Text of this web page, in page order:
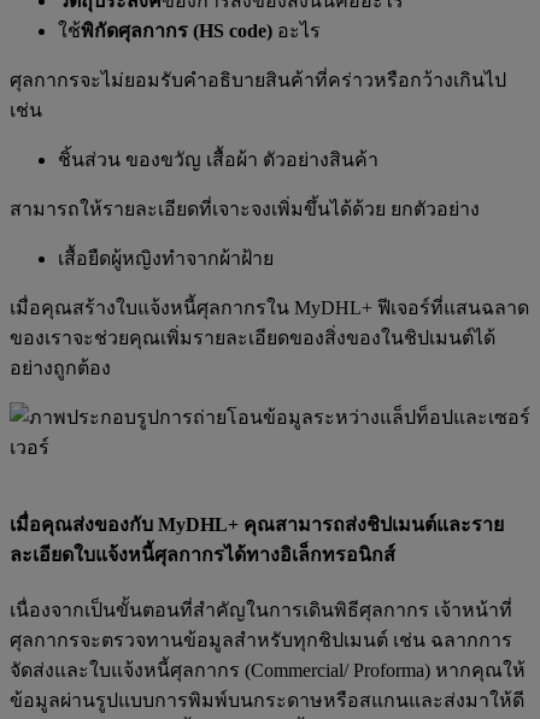
ใช้พิกัดศุลกากร (HS code) อะไร
ศุลกากรจะไม่ยอมรับคำอธิบายสินค้าที่คร่าวหรือกว้างเกินไป
เช่น
ชิ้นส่วน ของขวัญ เสื้อผ้า ตัวอย่างสินค้า
สามารถให้รายละเอียดที่เจาะจงเพิ่มขึ้นได้ด้วย ยกตัวอย่าง
เสื้อยืดผู้หญิงทำจากผ้าฝ้าย
เมื่อคุณสร้างใบแจ้งหนี้ศุลกากรใน MyDHL+ ฟีเจอร์ที่แสนฉลาด
ของเราจะช่วยคุณเพิ่มรายละเอียดของสิ่งของในชิปเมนต์ได้
อย่างถูกต้อง
เมื่อคุณส่งของกับ MyDHL+ คุณสามารถส่งชิปเมนต์และราย
ละเอียดใบแจ้งหนี้ศุลกากรได้ทางอิเล็กทรอนิกส์
เนื่องจากเป็นขั้นตอนที่สำคัญในการเดินพิธีศุลกากร เจ้าหน้าที่
ศุลกากรจะตรวจทานข้อมูลสำหรับทุกชิปเมนต์ เช่น ฉลากการ
จัดส่งและใบแจ้งหนี้ศุลกากร (Commercial/ Proforma) หากคุณให้
ข้อมูลผ่านรูปแบบการพิมพ์บนกระดาษหรือสแกนและส่งมาให้ดี